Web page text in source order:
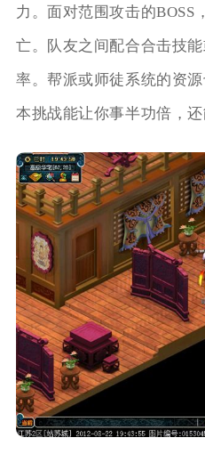
力。面对范围攻击的BOSS
亡。队友之间配合合击技
率。帮派或师徒系统的资
本挑战能让你事半功倍，